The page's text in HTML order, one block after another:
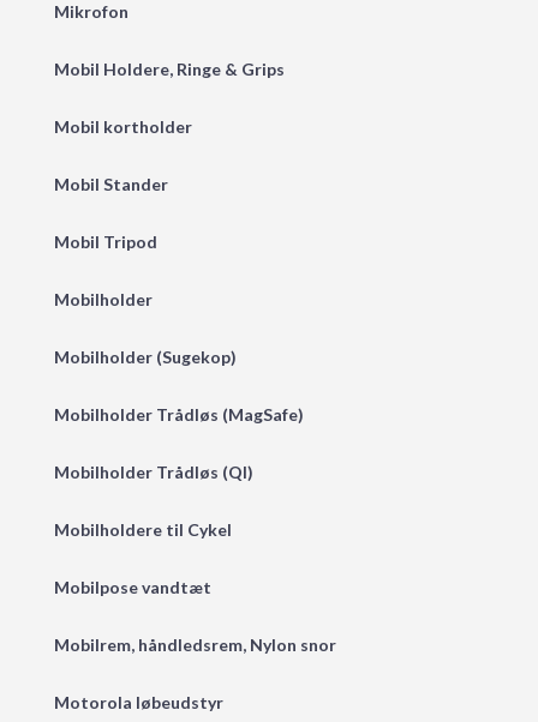
Mikrofon
Mobil Holdere, Ringe & Grips
Mobil kortholder
Mobil Stander
Mobil Tripod
Mobilholder
Mobilholder (Sugekop)
Mobilholder Trådløs (MagSafe)
Mobilholder Trådløs (QI)
Mobilholdere til Cykel
Mobilpose vandtæt
Mobilrem, håndledsrem, Nylon snor
Motorola løbeudstyr